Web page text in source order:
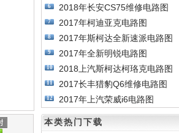
6 2018年长安CS75维修电路图
7 2017年柯迪亚克电路图
8 2017年斯柯达全新速派电路图
9 2017年全新明锐电路图
10 2018上汽斯柯达柯珞克电路图
11 2017长丰猎豹Q6维修电路图
12 2017年上汽荣威i6电路图
本类热门下载